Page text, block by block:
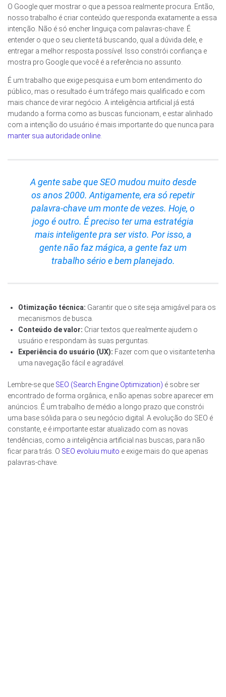
O Google quer mostrar o que a pessoa realmente procura. Então,
nosso trabalho é criar conteúdo que responda exatamente a essa
intenção. Não é só encher linguiça com palavras-chave. É
entender o que o seu cliente tá buscando, qual a dúvida dele, e
entregar a melhor resposta possível. Isso constrói confiança e
mostra pro Google que você é a referência no assunto.
É um trabalho que exige pesquisa e um bom entendimento do
público, mas o resultado é um tráfego mais qualificado e com
mais chance de virar negócio. A inteligência artificial já está
mudando a forma como as buscas funcionam, e estar alinhado
com a intenção do usuário é mais importante do que nunca para
manter sua autoridade online.
A gente sabe que SEO mudou muito desde
os anos 2000. Antigamente, era só repetir
palavra-chave um monte de vezes. Hoje, o
jogo é outro. É preciso ter uma estratégia
mais inteligente pra ser visto. Por isso, a
gente não faz mágica, a gente faz um
trabalho sério e bem planejado.
Otimização técnica: Garantir que o site seja amigável para os
mecanismos de busca.
Conteúdo de valor: Criar textos que realmente ajudem o
usuário e respondam às suas perguntas.
Experiência do usuário (UX): Fazer com que o visitante tenha
uma navegação fácil e agradável.
Lembre-se que SEO (Search Engine Optimization) é sobre ser
encontrado de forma orgânica, e não apenas sobre aparecer em
anúncios. É um trabalho de médio a longo prazo que constrói
uma base sólida para o seu negócio digital. A evolução do SEO é
constante, e é importante estar atualizado com as novas
tendências, como a inteligência artificial nas buscas, para não
ficar para trás. O SEO evoluiu muito e exige mais do que apenas
palavras-chave.